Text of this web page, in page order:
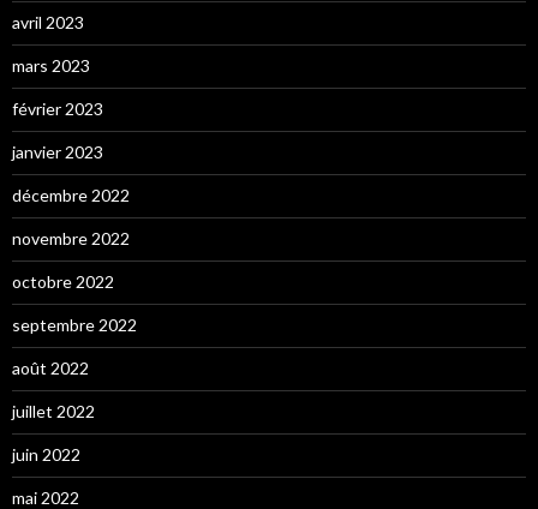
avril 2023
mars 2023
février 2023
janvier 2023
décembre 2022
novembre 2022
octobre 2022
septembre 2022
août 2022
juillet 2022
juin 2022
mai 2022